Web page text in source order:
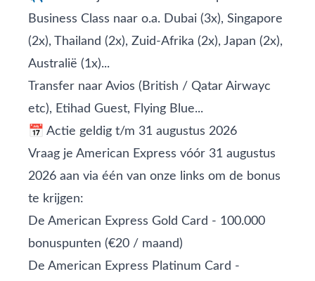
Business Class naar o.a. Dubai (3x), Singapore
(2x), Thailand (2x), Zuid-Afrika (2x), Japan (2x),
Australië (1x)...
Transfer naar Avios (British / Qatar Airwayc
etc), Etihad Guest, Flying Blue...
📅 Actie geldig t/m 31 augustus 2026
Vraag je American Express vóór 31 augustus
2026 aan via één van onze links om de bonus
te krijgen:
De American Express Gold Card - 100.000
bonuspunten (€20 / maand)
De American Express Platinum Card -